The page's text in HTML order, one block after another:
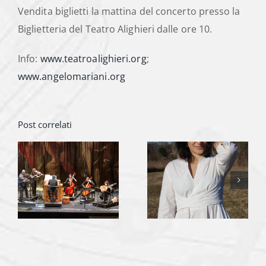
Vendita biglietti la mattina del concerto presso la
Biglietteria del Teatro Alighieri dalle ore 10.
Info: www.teatroalighieri.org;
www.angelomariani.org
Post correlati